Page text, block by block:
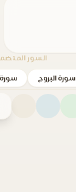
السور
سورة البروج سورة